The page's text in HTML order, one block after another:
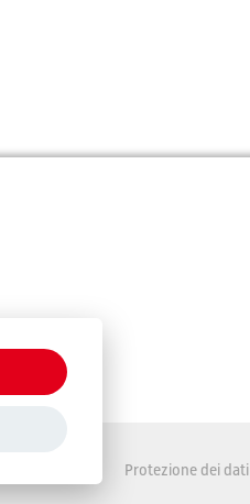
Protezione dei dati